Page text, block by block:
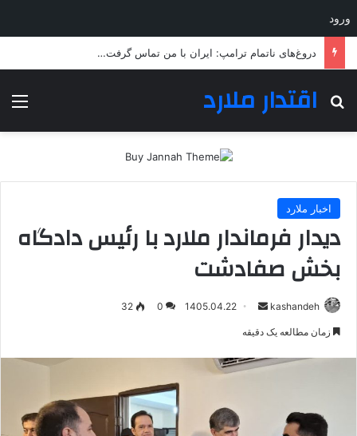
ورود
دروغ‌های ناتمام ترامپ: ایران با من تماس گرفت…
اقتدار ملارد
جستجو برای
اخبار ملارد
دیدار فرماندار ملارد با رئیس دادگاه
بخش صفادشت
kashandeh
ارسال1405.04.22
0
32
زمان مطالعه یک دقیقه